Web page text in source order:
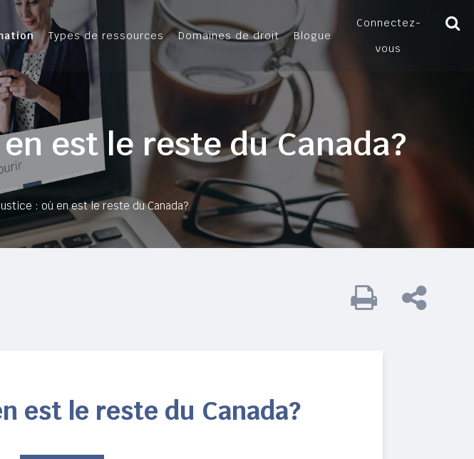
Connectez-
vous
Types de ressources Domaines de droit Blogue
est le reste du Canada?
: où en est le reste du Canada?
est le reste du Canada?